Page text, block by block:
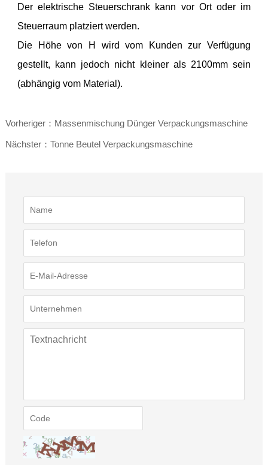
Der elektrische Steuerschrank kann vor Ort oder im
Steuerraum platziert werden.
Die Höhe von H wird vom Kunden zur Verfügung
gestellt, kann jedoch nicht kleiner als 2100mm sein
(abhängig vom Material).
Vorheriger：Massenmischung Dünger Verpackungsmaschine
Nächster：Tonne Beutel Verpackungsmaschine